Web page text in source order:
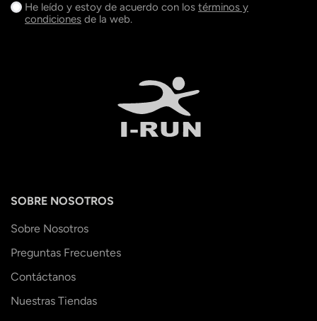
He leído y estoy de acuerdo con los términos y
condiciones de la web.
SOBRE NOSOTROS
Sobre Nosotros
Preguntas Frecuentes
Contáctanos
Nuestras Tiendas